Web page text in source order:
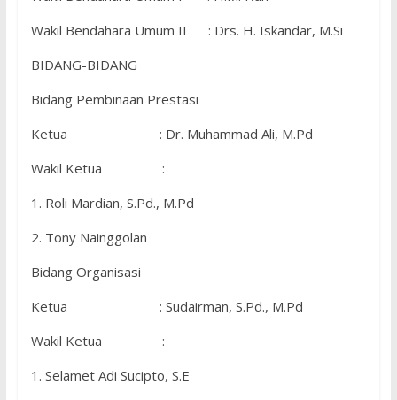
Wakil Bendahara Umum II : Drs. H. Iskandar, M.Si
BIDANG-BIDANG
Bidang Pembinaan Prestasi
Ketua : Dr. Muhammad Ali, M.Pd
Wakil Ketua :
1. Roli Mardian, S.Pd., M.Pd
2. Tony Nainggolan
Bidang Organisasi
Ketua : Sudairman, S.Pd., M.Pd
Wakil Ketua :
1. Selamet Adi Sucipto, S.E